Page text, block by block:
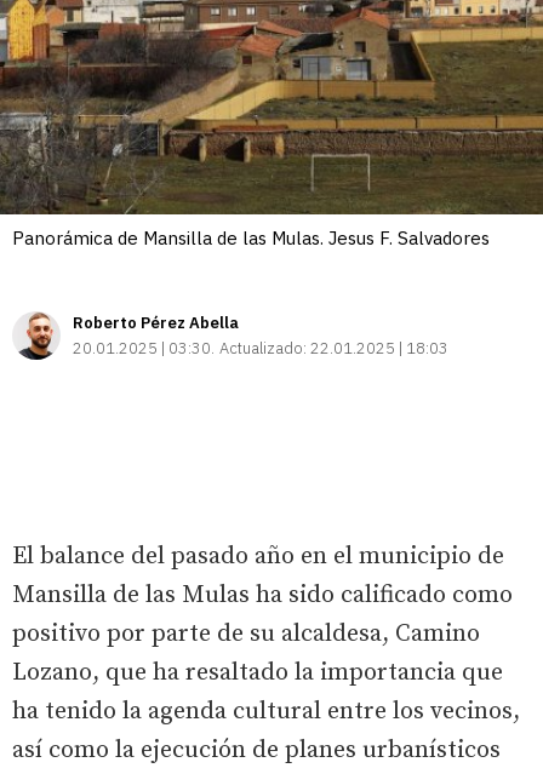
Panorámica de Mansilla de las Mulas. Jesus F. Salvadores
Roberto Pérez Abella
20.01.2025 | 03:30 Actualizado: 22.01.2025 | 18:03
El balance del pasado año en el municipio de
Mansilla de las Mulas ha sido calificado como
positivo por parte de su alcaldesa, Camino
Lozano, que ha resaltado la importancia que
ha tenido la agenda cultural entre los vecinos,
así como la ejecución de planes urbanísticos